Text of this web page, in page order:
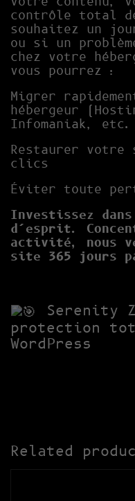
contrôle total
souhaitez un
ou si un
chez votre
vous pourrez :
Migrer
hébergeur
Infomaniak,
Restaurer votre
clics
Éviter toute
Investissez
d’esprit.
activité, nous
site 365 jours
Serenity
protection
WordPress
Related